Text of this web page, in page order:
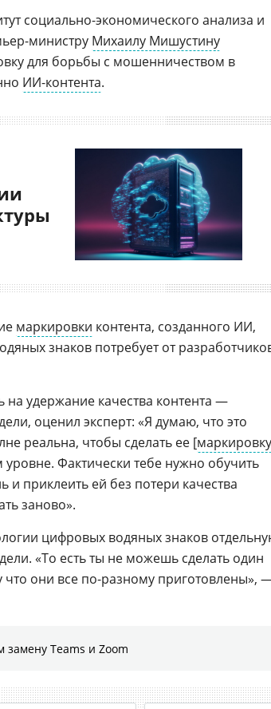
социально-экономического анализа и
министру Михаилу Мишустину
для борьбы с мошенничеством в
ИИ-контента.
маркировки контента, созданного ИИ,
знаков потребует от
на удержание качества контента —
оценил эксперт: «Я думаю, что это
реальна, чтобы сделать ее [маркировку
Фактически тебе нужно обучить
приклеить ей без потери качества
заново».
цифровых водяных знаков
«То есть ты не можешь сделать один
что они все по-разному приготовлены»,
Teams и Zoom